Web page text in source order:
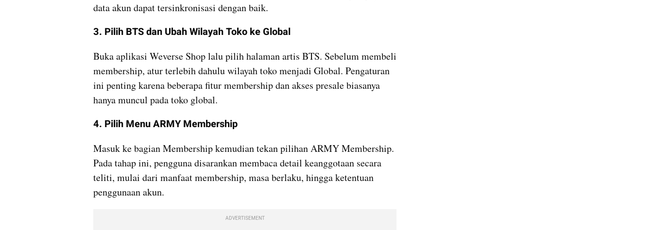
data akun dapat tersinkronisasi dengan baik.
3. Pilih BTS dan Ubah Wilayah Toko ke Global
Buka aplikasi Weverse Shop lalu pilih halaman artis BTS. Sebelum membeli
membership, atur terlebih dahulu wilayah toko menjadi Global. Pengaturan
ini penting karena beberapa fitur membership dan akses presale biasanya
hanya muncul pada toko global.
4. Pilih Menu ARMY Membership
Masuk ke bagian Membership kemudian tekan pilihan ARMY Membership.
Pada tahap ini, pengguna disarankan membaca detail keanggotaan secara
teliti, mulai dari manfaat membership, masa berlaku, hingga ketentuan
penggunaan akun.
ADVERTISEMENT